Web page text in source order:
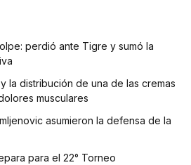
perdió ante Tigre y sumó la
la distribución de una de las cremas
musculares
asumieron la defensa de la
para el 22° Torneo